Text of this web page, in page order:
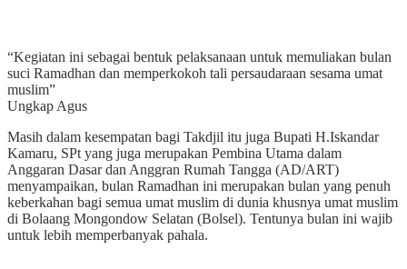
“Kegiatan ini sebagai bentuk pelaksanaan untuk memuliakan bulan
suci Ramadhan dan memperkokoh tali persaudaraan sesama umat
muslim”
Ungkap Agus
Masih dalam kesempatan bagi Takdjil itu juga Bupati H.Iskandar
Kamaru, SPt yang juga merupakan Pembina Utama dalam
Anggaran Dasar dan Anggran Rumah Tangga (AD/ART)
menyampaikan, bulan Ramadhan ini merupakan bulan yang penuh
keberkahan bagi semua umat muslim di dunia khusnya umat muslim
di Bolaang Mongondow Selatan (Bolsel). Tentunya bulan ini wajib
untuk lebih memperbanyak pahala.